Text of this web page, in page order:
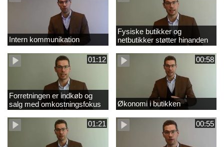
Intern kommunikation
Fysiske butikker og
netbutikker støtter hinanden
01:12
Forretningen er indkøb og
salg med omkostningsfokus
00:58
Økonomi i butikken
01:21 00:55